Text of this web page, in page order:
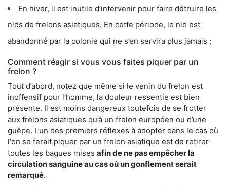
En hiver, il est inutile d’intervenir pour faire détruire les
nids de frelons asiatiques. En cette période, le nid est
abandonné par la colonie qui ne s’en servira plus jamais ;
Comment réagir si vous vous faites piquer par un
frelon ?
Tout d’abord, notez que même si le venin du frelon est
inoffensif pour l’homme, la douleur ressentie est bien
présente. Il est moins dangereux toutefois de se frotter
aux frelons asiatiques qu’à un frelon européen ou d’une
guêpe. L’un des premiers réflexes à adopter dans le cas où
l'on se ferait piquer par un frelon asiatique est de retirer
toutes les bagues mises afin de ne pas empêcher la
circulation sanguine au cas où un gonflement serait
remarqué.